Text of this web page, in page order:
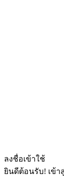
ลงชื่อเข้าใช้
ยินดีต้อนรับ! เข้